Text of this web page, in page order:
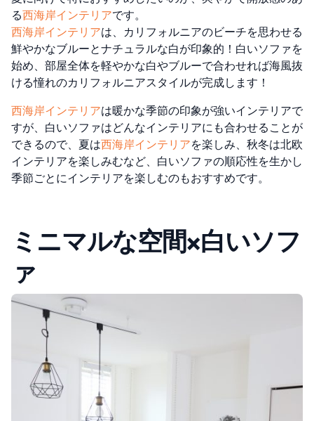
る西海岸インテリアです。
西海岸インテリアは、カリフォルニアのビーチを思わせる
鮮やかなブルーとナチュラルな白が印象的！白いソファを
始め、部屋全体を軽やかな白やブルーで合わせれば海風抜
ける憧れのカリフォルニアスタイルが完成します！
西海岸インテリアは暖かな季節の印象が強いインテリアで
すが、白いソファはどんなインテリアにも合わせることが
できるので、夏は西海岸インテリアを楽しみ、秋冬は北欧
インテリアを楽しみむなど、白いソファの順応性を生かし
季節ごとにインテリアを楽しむのもおすすめです。
ミニマルな空間×白いソフ
ァ